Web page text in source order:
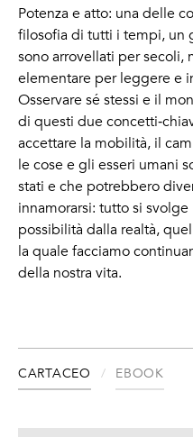
Potenza e atto: una delle
filosofia di tutti i tempi, un
sono arrovellati per secoli,
elementare per leggere e
Osservare sé stessi e il
di questi due
accettare la mobilità, il
le cose e gli esseri umani
stati e che potrebbero
innamorarsi: tutto si
possibilità dalla realtà,
la quale facciamo
della nostra vita.
CARTACEO EBOOK